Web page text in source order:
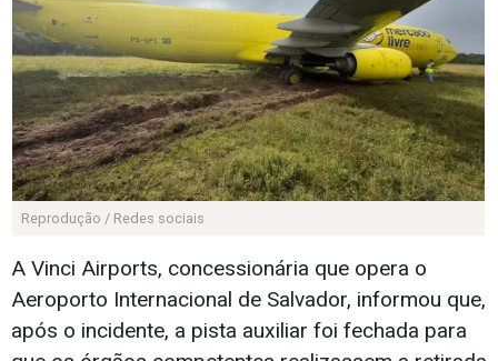
Reprodução / Redes sociais
A Vinci Airports, concessionária que opera o
Aeroporto Internacional de Salvador, informou que,
após o incidente, a pista auxiliar foi fechada para